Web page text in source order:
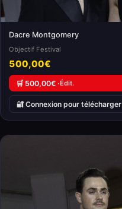
Dacre Montgomery
Objectif Festival
500,00€
🛒 500,00€ ·Édit.
🔐 Connexion pour télécharger